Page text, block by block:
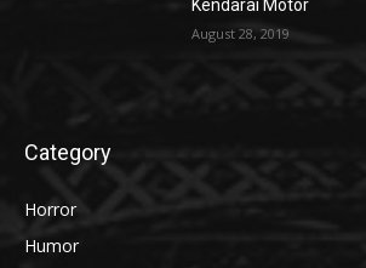
Kendarai Motor
August 28, 2019
Category
Horror
Humor